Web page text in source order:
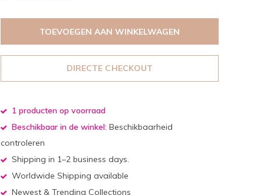
TOEVOEGEN AAN WINKELWAGEN
DIRECTE CHECKOUT
1 producten op voorraad
Beschikbaar in de winkel: Beschikbaarheid
controleren
Shipping in 1–2 business days.
Worldwide Shipping available
Newest & Trending Collections